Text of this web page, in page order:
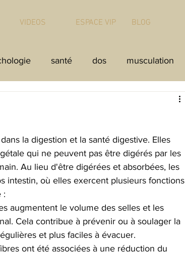
VIDEOS ESPACE VIP BLOG
santé dos musculation
la digestion et la santé digestive. Elles
qui ne peuvent pas être digérés par les
Au lieu d'être digérées et absorbées, les
intestin, où elles exercent plusieurs fonctions
:
augmentent le volume des selles et les
Cela contribue à prévenir ou à soulager la
et plus faciles à évacuer.
ont été associées à une réduction du